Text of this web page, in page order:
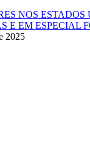
NOS
E EM ESPECIAL
2025